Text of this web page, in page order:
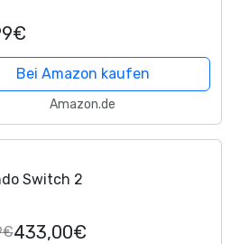
Bei Amazon kaufen
Amazon.de
Switch 2
433,00€